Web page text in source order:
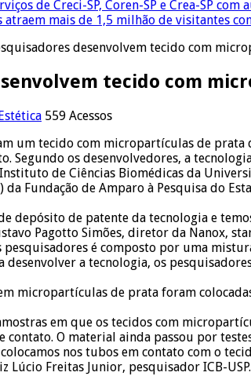
de Creci-SP, Coren-SP e Crea-SP
mais de 1,5 milhão de visitantes
desenvolvem tecido com
tecido com
559 Acessos
um tecido com micropartículas de prata
Segundo os desenvolvedores, a
de Ciências Biomédicas da
da Fundação de Amparo à Pesquisa do
depósito de patente da tecnologia e
Pagotto Simões, diretor da Nanox,
pesquisadores é composto por uma
desenvolver a tecnologia, os
micropartículas de prata foram
em que os tecidos com
contato. O material ainda passou por
nos tubos em contato com o
Lúcio Freitas Junior, pesquisador ICB-USP.